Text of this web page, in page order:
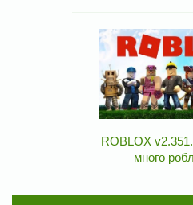
ROBLOX
много